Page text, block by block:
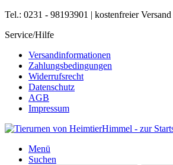
Tel.: 0231 - 98193901 | kostenfreier Versand
Service/Hilfe
Versandinformationen
Zahlungsbedingungen
Widerrufsrecht
Datenschutz
AGB
Impressum
Menü
Suchen